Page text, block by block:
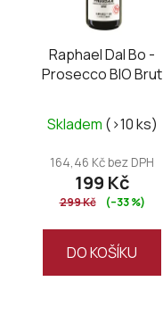
Raphael Dal Bo -
Prosecco BIO Brut
Skladem (>10 ks)
164,46 Kč bez DPH
199 Kč
299 Kč (–33 %)
DO KOŠÍKU